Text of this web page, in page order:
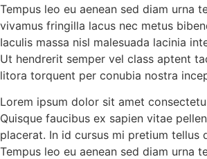
Tempus leo eu aenean sed diam urna
vivamus fringilla lacus nec metus
Iaculis massa nisl malesuada lacinia
Ut hendrerit semper vel class aptent
litora torquent per conubia nostra
Lorem ipsum dolor sit amet
Quisque faucibus ex sapien vitae
placerat. In id cursus mi pretium tellus
Tempus leo eu aenean sed diam urna